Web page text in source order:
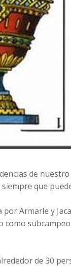
de
que
Armarle y
de 30